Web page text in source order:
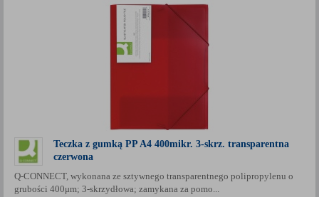
Teczka z gumką PP A4 400mikr. 3-skrz. transparentna
czerwona
Q-CONNECT, wykonana ze sztywnego transparentnego polipropylenu o
grubości 400μm; 3-skrzydłowa; zamykana za pomo...